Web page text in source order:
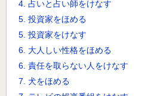
4. 占いと占い師をけなす
5. 投資家をほめる
5. 投資家をけなす
6. 大人しい性格をほめる
6. 責任を取らない人をけなす
7. 犬をほめる